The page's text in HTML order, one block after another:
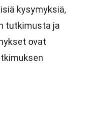
kysymyksiä,
tutkimusta ja
ovat